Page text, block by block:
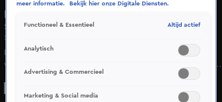
Seizoen 1, aflevering 18
25 sep 2024, 20:27
Leroys korte lontje brandt nog verder op en als hij zich
weer bemoeit met het werk van een ander, escaleert het
volledig. Kelly krijgt goed nieuws en bezoek van haar
meer informatie.
Bekijk hier onze Digitale Diensten.
Functioneel & Essentieel Altijd actief
Analytisch
Advertising & Commercieel
Marketing & Social media